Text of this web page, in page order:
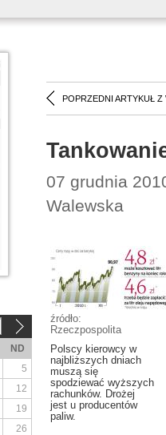
POPRZEDNI ARTYKUŁ Z
07 grudnia
Walewska
źródło:
Rzeczpospolita
Polscy kierowcy w
najbliższych dniach
muszą się
spodziewać wyższych
rachunków. Drożej
jest u producentów
paliw.
ND
5
12
19
26